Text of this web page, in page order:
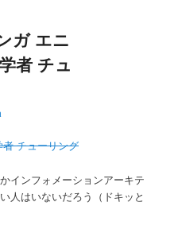
ガ エニ
者 チュ
チューリング
インフォメーションアーキテ
人はいないだろう（ドキッと